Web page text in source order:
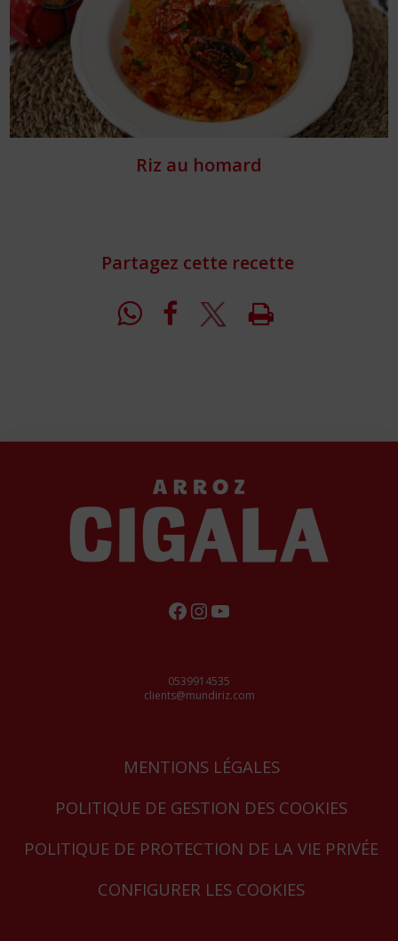
Riz au homard
Partagez cette recette
FACEBOOK
INSTAGRAM
YOUTUBE
0539914535
clients@mundiriz.com
MENTIONS LÉGALES
POLITIQUE DE GESTION DES COOKIES
POLITIQUE DE PROTECTION DE LA VIE PRIVÉE
CONFIGURER LES COOKIES